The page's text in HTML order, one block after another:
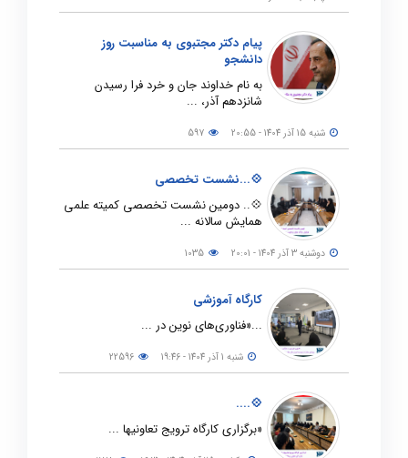
پیام دکتر مجتبوی به مناسبت روز
دانشجو
به نام خداوند جان و خرد فرا رسیدن
شانزدهم آذر، ...
شنبه 15 آذر 1404 - 20:55
💠...نشست تخصصی
💠.. دومین نشست تخصصی کمیته علمی
همایش سالانه ...
دوشنبه 3 آذر 1404 - 20:01
کارگاه آموزشی
...«فناوری‌های نوین در ...
شنبه 1 آذر 1404 - 19:46
💠....
«برگزاری کارگاه ترویج تعاونیها ...